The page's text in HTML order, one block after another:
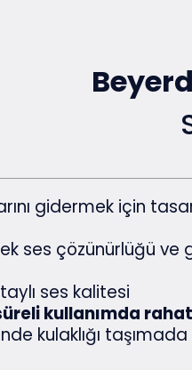
gidermek için
ses çözünürlüğü ve
ses kalitesi
kullanımda
kulaklığı taşımada